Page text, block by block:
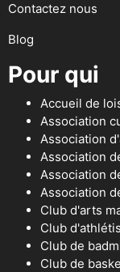
Contactez nous
Blog
Pour qui
Accueil de
Association
Association
Association
Association
Association
Club d'arts
Club
Club de
Club de